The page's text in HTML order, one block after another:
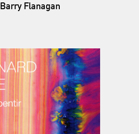
Barry Flanagan